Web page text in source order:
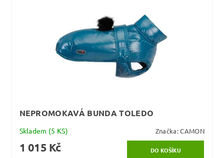
NEPROMOKAVÁ BUNDA TOLEDO
Skladem (5 KS) Značka:CAMON
1 015 Kč